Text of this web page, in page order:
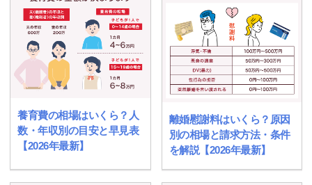
養育費の相場はいくら？人
数・年収別の目安と早見表
【2026年最新】
離婚慰謝料はいくら？原因
別の相場と請求方法・条件
を解説【2026年最新】